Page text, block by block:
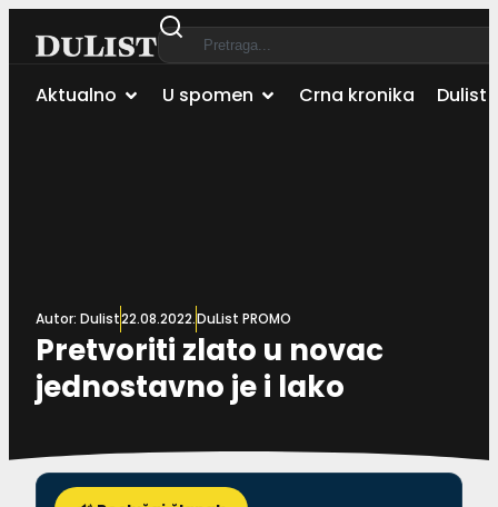
Aktualno U spomen Crna kronika Dulist
Autor: Dulist22.08.2022.DuList PROMO
Pretvoriti zlato u novac
jednostavno je i lako